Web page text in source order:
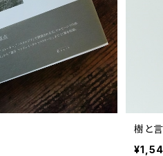
樹と